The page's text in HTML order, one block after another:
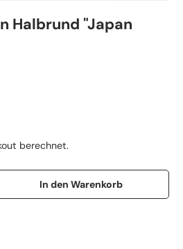
Halbrund "Japan
berechnet.
In den Warenkorb